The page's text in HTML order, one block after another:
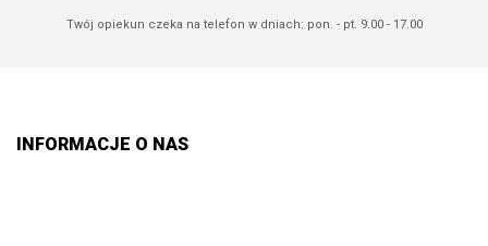
Twój opiekun czeka na telefon w dniach: pon. - pt. 9.00 - 17.00
INFORMACJE O NAS